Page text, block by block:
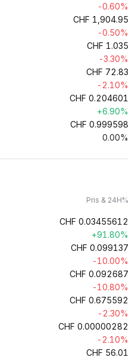
-0.60%
CHF 1,904.95
-0.50%
CHF 1.035
-3.30%
CHF 72.83
-2.10%
CHF 0.204601
+6.90%
CHF 0.999598
0.00%
Pris & 24H%
CHF 0.03455612
+91.80%
CHF 0.099137
-10.00%
CHF 0.092687
-10.80%
CHF 0.675592
-2.30%
CHF 0.00000282
-2.10%
CHF 56.01